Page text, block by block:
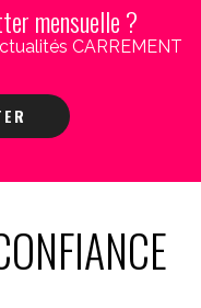
mensuelle ?
CARREMENT